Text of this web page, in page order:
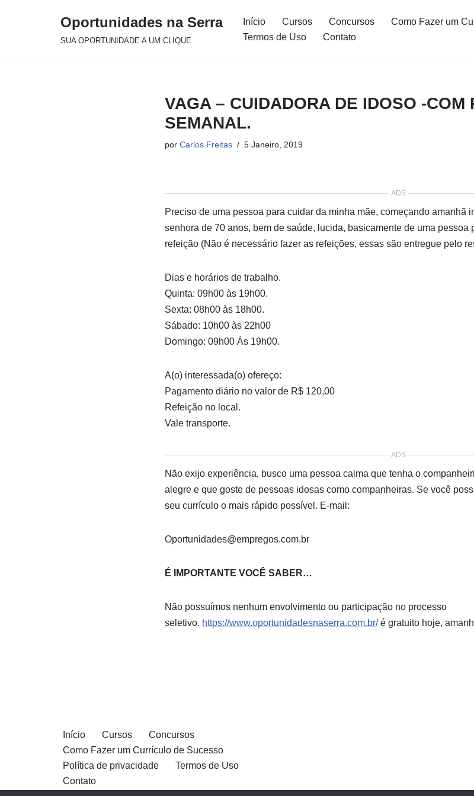
Oportunidades na Serra
SUA OPORTUNIDADE A UM CLIQUE
Início Cursos Concursos Como Fazer um
Termos de Uso
Contato
VAGA – CUIDADORA DE IDOSO -COM
SEMANAL.
por Carlos Freitas 5 Janeiro, 2019
ADS
Preciso de uma pessoa para cuidar da minha mãe, começando amanhã
senhora de 70 anos, bem de saúde, lucida, basicamente de uma pessoa
refeição (Não é necessário fazer as refeições, essas são entregue pelo
Dias e horários de trabalho.
Quinta: 09h00 às 19h00.
Sexta: 08h00 às 18h00.
Sábado: 10h00 às 22h00
Domingo: 09h00 Às 19h00.
A(o) interessada(o) ofereço:
Pagamento diário no valor de R$ 120,00
Refeição no local.
Vale transporte.
ADS
Não exijo experiência, busco uma pessoa calma que tenha o
alegre e que goste de pessoas idosas como companheiras. Se você
seu currículo o mais rápido possível. E-mail:
Oportunidades@empregos.com.br
É IMPORTANTE VOCÊ SABER…
Não possuímos nenhum envolvimento ou participação no processo
seletivo. https://www.oportunidadesnaserra.com.br/é gratuito hoje,
Início Cursos
Concursos
Como Fazer um Currículo de Sucesso
Política de privacidade
Termos de Uso
Contato